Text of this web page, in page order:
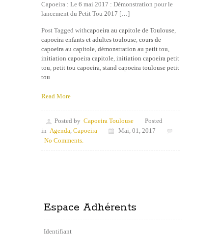
Capoeira : Le 6 mai 2017 : Démonstration pour le
lancement du Petit Tou 2017 […]
Post Tagged withcapoeira au capitole de Toulouse,
capoeira enfants et adultes toulouse, cours de
capoeira au capitole, démonstration au petit tou,
initiation capoeira capitole, initiation capoeira petit
tou, petit tou capoeira, stand capoeira toulouse petit
tou
Read More
Posted by Capoeira Toulouse
Posted
in Agenda, Capoeira
Mai, 01, 2017
No Comments.
Espace Adhérents
Identifiant